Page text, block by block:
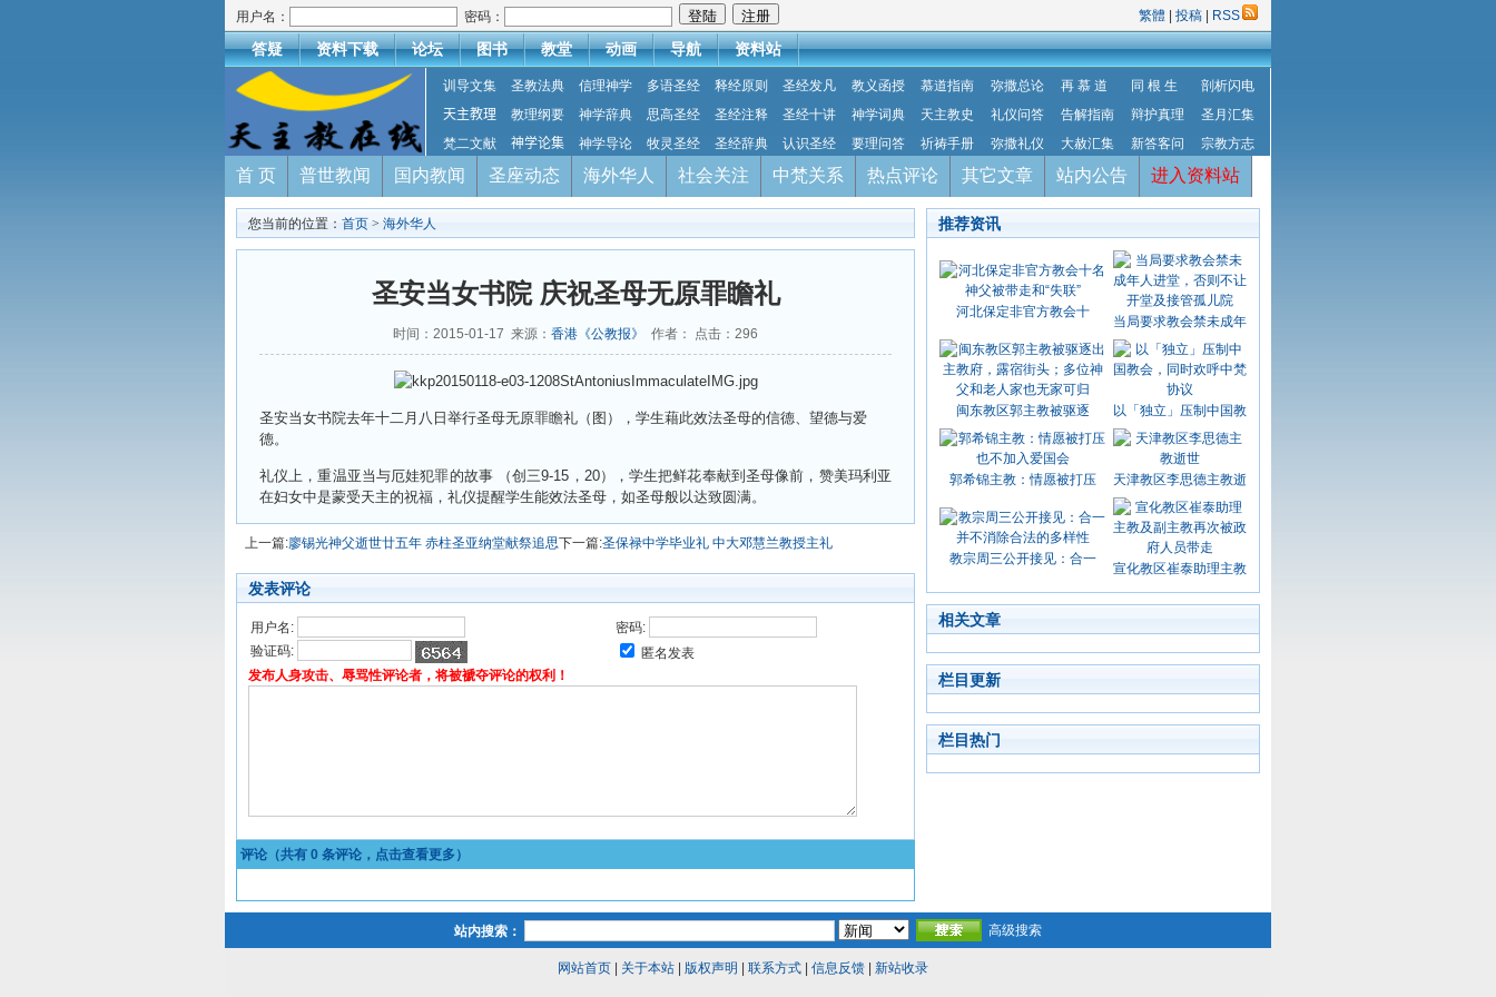
用户名： 密码： 繁體 投稿 RSS
答疑 资料下载 论坛 图书 教堂 动画 导航 资料站
训导文集 圣教法典 信理神学 多语圣经 释经原则 圣经发凡 教义函授 慕道指南 弥撒总论 再 慕 道 同 根 生
剖析闪电
天主教理
教理纲要 神学辞典 思高圣经 圣经注释 圣经十讲 神学词典 天主教史 礼仪问答 告解指南 辩护真理
圣月汇集
梵二文献
神学论集 神学导论 牧灵圣经 圣经辞典 认识圣经 要理问答 祈祷手册 弥撒礼仪 大赦汇集 新答客问 宗教方志
首 页 普世教闻 国内教闻 圣座动态 海外华人 社会关注 中梵关系 热点评论 其它文章 站内公告 进入资料站
您当前的位置： 首页 > 海外华人
圣安当女书院 庆祝圣母无原罪瞻礼
时间：2015-01-17 来源： 香港《公教报》 作者： 点击： 296
圣安当女书院去年十二月八日举行圣母无原罪瞻礼（图），学生藉此效法圣母的信德、望德与爱
德。
礼仪上，重温亚当与厄娃犯罪的故事 （创三9-15 ， 20），学生把鲜花奉献到圣母像前，赞美玛利亚
在妇女中是蒙受天主的祝福，礼仪提醒学生能效法圣母，如圣母般以达致圆满。
上一篇:廖锡光神父逝世廿五年 赤柱圣亚纳堂献祭追思下一篇:圣保禄中学毕业礼 中大邓慧兰教授主礼
发表评论
用户名:
密码:
验证码:
匿名发表
发布人身攻击、辱骂性评论者，将被褫夺评论的权利！
评论（共有 0 条评论，点击查看更多）
推荐资讯
河北保定非官方教会十
当局要求教会禁未成年
闽东教区郭主教被驱逐 以「独立」压制中国教
郭希锦主教：情愿被打压 天津教区李思德主教逝
教宗周三公开接见：合一
宣化教区崔泰助理主教
相关文章
栏目更新
栏目热门
站内搜索： 高级搜索
网站首页| 关于本站| 版权声明 联系方式| 信息反馈| 新站收录